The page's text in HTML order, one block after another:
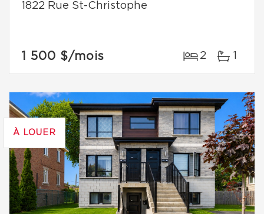
1822 Rue St-Christophe
1 500 $/mois 2 1
À LOUER